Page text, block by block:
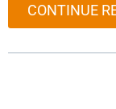
CONTINUE